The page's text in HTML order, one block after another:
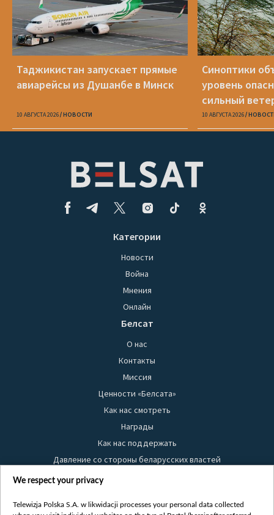
Таджикистан запускает прямые
авиарейсы из Душанбе в Минск
10 АВГУСТА 2026 НОВОСТИ
Синоптики
уровень
сильный
10 АВГУСТА 2026
Категории
Новости
Война
Мнения
Онлайн
Белсат
О нас
Контакты
Миссия
Ценности «Белсата»
Как нас смотреть
Награды
Как нас поддержать
Давление со стороны беларусских властей
Правила использования материалов
Безопасность
We respect your privacy
Telewizja Polska S.A. w likwidacji processes your personal data collected